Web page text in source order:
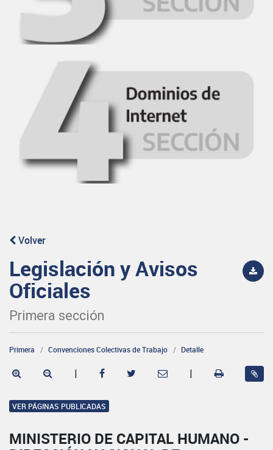
Volver
Legislación y Avisos
Oficiales
Primera sección
Primera Convenciones Colectivas de Trabajo Detalle
| |
VER PÁGINAS PUBLICADAS
MINISTERIO DE CAPITAL HUMANO -